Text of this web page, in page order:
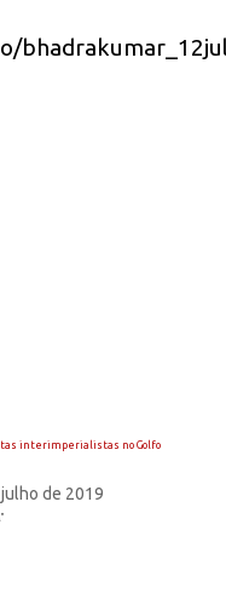
interimperialistas no Golfo
de 2019